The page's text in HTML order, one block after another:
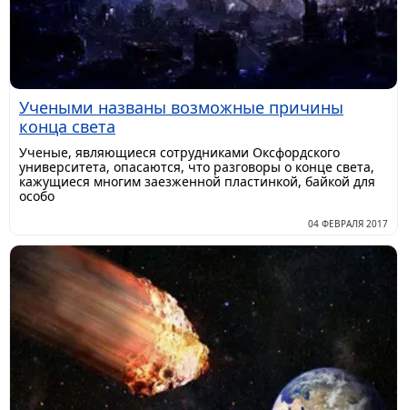
Учеными названы возможные причины
конца света
Ученые, являющиеся сотрудниками Оксфордского
университета, опасаются, что разговоры о конце света,
кажущиеся многим заезженной пластинкой, байкой для
особо
04 ФЕВРАЛЯ 2017